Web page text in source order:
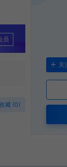
员
藏 (0)
关